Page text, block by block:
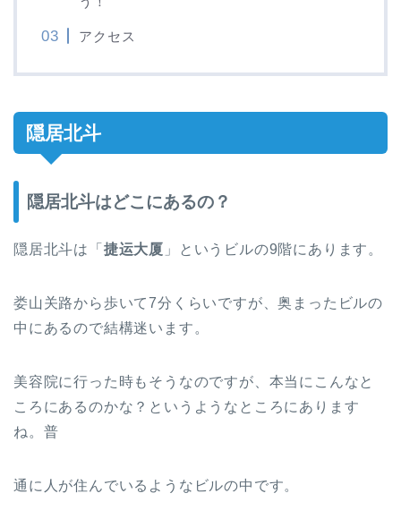
アクセス
隠居北斗
隠居北斗はどこにあるの？
隠居北斗は「 捷运大厦 」というビルの9階にあります。
娄山关路から歩いて7分くらいですが、奥まったビルの
中にあるので結構迷います。
美容院に行った時もそうなのですが、本当にこんなと
ころにあるのかな？というようなところにあります
ね。普
通に人が住んでいるようなビルの中です。